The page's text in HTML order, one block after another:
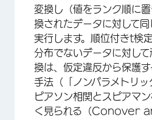
変換し（値をランク順に
換されたデータに対して
実行します。順位付きt検
分布でないデータに対し
換は、仮定違反から保護
手法（「ノンパラメトリッ
ピアソン相関とスピアマ
く見られる（Conover